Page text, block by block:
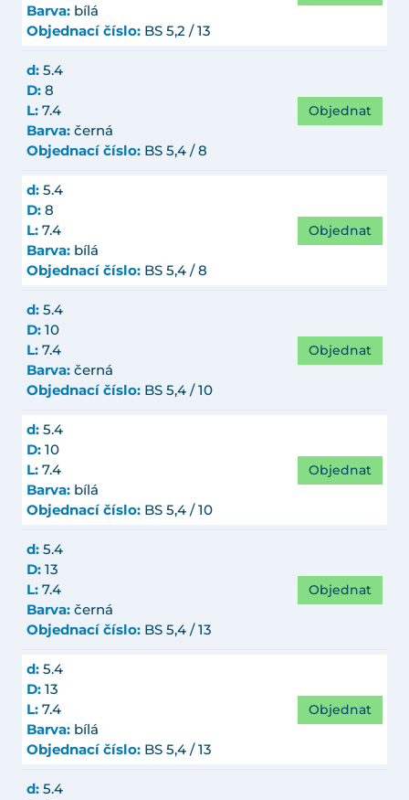
Barva: bílá
Objednací číslo: BS 5,2 / 13
d: 5.4
D: 8
L: 7.4
Barva: černá
Objednací číslo: BS 5,4 / 8
Objednat
d: 5.4
D: 8
L: 7.4
Barva: bílá
Objednací číslo: BS 5,4 / 8
Objednat
d: 5.4
D: 10
L: 7.4
Barva: černá
Objednací číslo: BS 5,4 / 10
Objednat
d: 5.4
D: 10
L: 7.4
Barva: bílá
Objednací číslo: BS 5,4 / 10
Objednat
d: 5.4
D: 13
L: 7.4
Barva: černá
Objednací číslo: BS 5,4 / 13
Objednat
d: 5.4
D: 13
L: 7.4
Barva: bílá
Objednací číslo: BS 5,4 / 13
Objednat
d: 5.4